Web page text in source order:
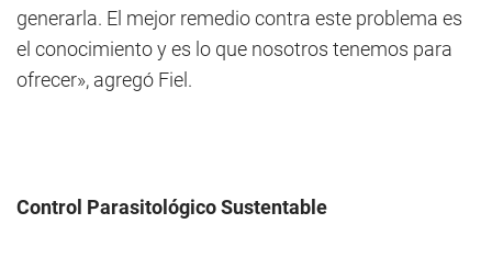
generarla. El mejor remedio contra este problema es
el conocimiento y es lo que nosotros tenemos para
ofrecer», agregó Fiel.
Control Parasitológico Sustentable